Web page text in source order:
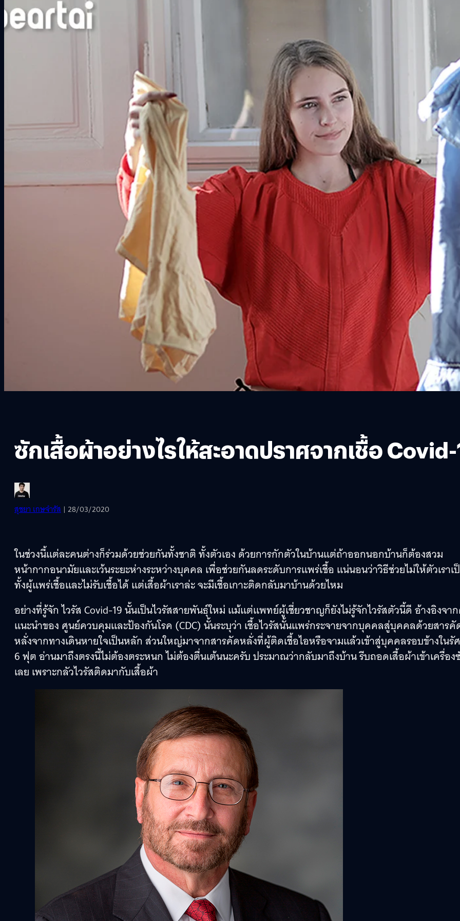
ซักเสื้อผ้าอย่างไรให้สะอาดปราศจากเชื้อ
สุชยา เกษจำรัส | 28/03/2020
ในช่วงนี้แต่ละคนต่างก็ร่วมด้วยช่วยกันทั้งชาติ ทั้งตัวเอง ด้วยการกักตัวในบ้านแต่ถ้าออกนอกบ้านก็ต้องสวม
หน้ากากอนามัยและเว้นระยะห่างระหว่างบุคคล เพื่อช่วยกันลดระดับการแพร่เชื้อ แน่นอนว่าวิธีช่วยไม่ให้ตัวเราเ
ทั้งผู้แพร่เชื้อและไม่รับเชื้อได้ แต่เสื้อผ้าเราล่ะ จะมีเชื้อเกาะติดกลับมาบ้านด้วยไหม
อย่างที่รู้จัก ไวรัส Covid-19 นั้นเป็นไวรัสสายพันธุ์ใหม่ แม้แต่แพทย์ผู้เชี่ยวชาญก็ยังไม่รู้จักไวรัสตัวนี้ดี อ้างอิงจา
แนะนำของ ศูนย์ควบคุมและป้องกันโรค (CDC) นั้นระบุว่า เชื้อไวรัสนั้นแพร่กระจายจากบุคคลสู่บุคคลด้วยสาร
หลั่งจากทางเดินหายใจเป็นหลัก ส่วนใหญ่มาจากสารคัดหลั่งที่ผู้ติดเชื้อไอหรือจามแล้วเข้าสู่บุคคลรอบข้างในรั
6 ฟุต อ่านมาถึงตรงนี้ไม่ต้องตระหนก ไม่ต้องตื่นเต้นนะครับ ประมาณว่ากลับมาถึงบ้าน รีบถอดเสื้อผ้าเข้าเครื่อง
เลย เพราะกลัวไวรัสติดมากับเสื้อผ้า